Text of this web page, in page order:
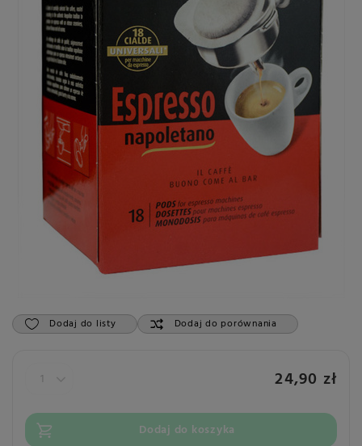
Dodaj do listy Dodaj do porównania
24,90 zł
Dodaj do koszyka